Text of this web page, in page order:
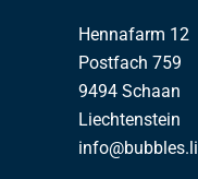
Hennafarm 12
Postfach 759
9494 Schaan
Liechtenstein
info@bubbles.li